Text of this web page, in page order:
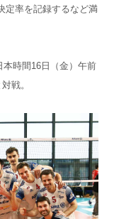
定率を記録するなど満
時間16日（金）午前
戦。